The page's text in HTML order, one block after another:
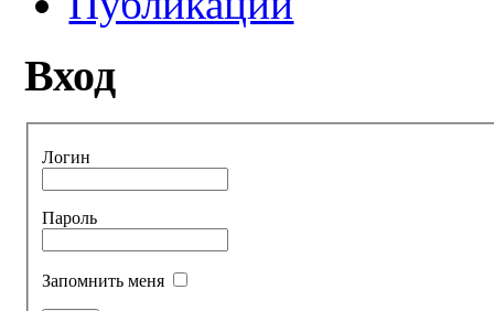
Вход
Логин
Пароль
Запомнить меня